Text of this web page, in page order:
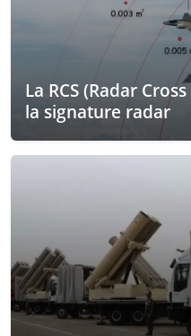
La RCS (Radar
la signature radar